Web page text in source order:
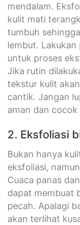
mendalam.
kulit mati
tumbuh
lembut.
untuk proses
Jika rutin
tekstur kulit
cantik. Jangan
aman dan cocok
2. Eksfoliasi
Bukan hanya
eksfoliasi,
Cuaca panas
dapat membuat
pecah. Apalagi
akan terlihat